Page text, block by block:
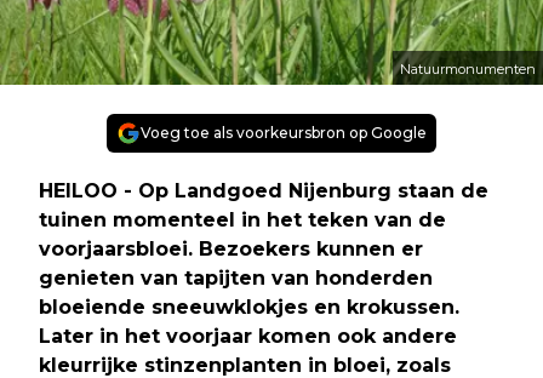
Natuurmonumenten
Voeg toe als voorkeursbron op Google
HEILOO - Op Landgoed Nijenburg staan de
tuinen momenteel in het teken van de
voorjaarsbloei. Bezoekers kunnen er
genieten van tapijten van honderden
bloeiende sneeuwklokjes en krokussen.
Later in het voorjaar komen ook andere
kleurrijke stinzenplanten in bloei, zoals